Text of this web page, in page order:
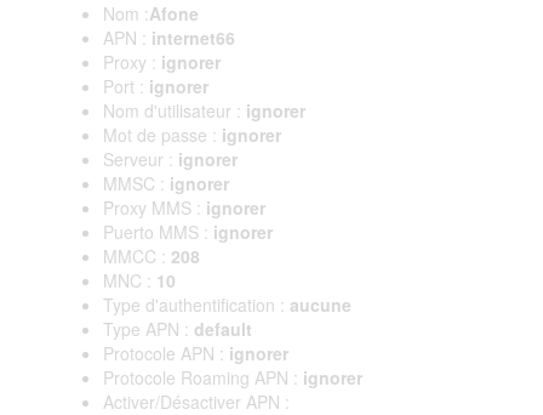
Nom :Afone
APN : internet66
Proxy : ignorer
Port : ignorer
Nom d'utilisateur : ignorer
Mot de passe : ignorer
Serveur : ignorer
MMSC : ignorer
Proxy MMS : ignorer
Puerto MMS : ignorer
MMCC : 208
MNC : 10
Type d'authentification : aucune
Type APN : default
Protocole APN : ignorer
Protocole Roaming APN : ignorer
Activer/Désactiver APN :